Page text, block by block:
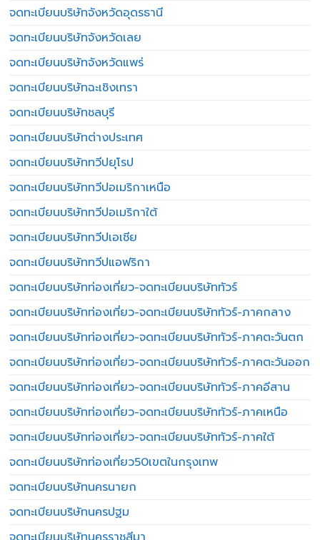
จดทะเบียนบริษัทจังหวัดอุดรธานี
จดทะเบียนบริษัทจังหวัดเลย
จดทะเบียนบริษัทจังหวัดแพร่
จดทะเบียนบริษัทฉะเชิงเทรา
จดทะเบียนบริษัทชลบุรี
จดทะเบียนบริษัทต่างประเทศ
จดทะเบียนบริษัททวีปยุโรป
จดทะเบียนบริษัททวีปอเมริกาเหนือ
จดทะเบียนบริษัททวีปอเมริกาใต้
จดทะเบียนบริษัททวีปเอเชีย
จดทะเบียนบริษัททวีปแอฟริกา
จดทะเบียนบริษัทท่องเที่ยว-จดทะเบียนบริษัททัวร์
จดทะเบียนบริษัทท่องเที่ยว-จดทะเบียนบริษัททัวร์-ภาคกลาง
จดทะเบียนบริษัทท่องเที่ยว-จดทะเบียนบริษัททัวร์-ภาคตะวันตก
จดทะเบียนบริษัทท่องเที่ยว-จดทะเบียนบริษัททัวร์-ภาคตะวันออก
จดทะเบียนบริษัทท่องเที่ยว-จดทะเบียนบริษัททัวร์-ภาคอีสาน
จดทะเบียนบริษัทท่องเที่ยว-จดทะเบียนบริษัททัวร์-ภาคเหนือ
จดทะเบียนบริษัทท่องเที่ยว-จดทะเบียนบริษัททัวร์-ภาคใต้
จดทะเบียนบริษัทท่องเที่ยว50เขตในกรุงเทพ
จดทะเบียนบริษัทนครนายก
จดทะเบียนบริษัทนครปฐม